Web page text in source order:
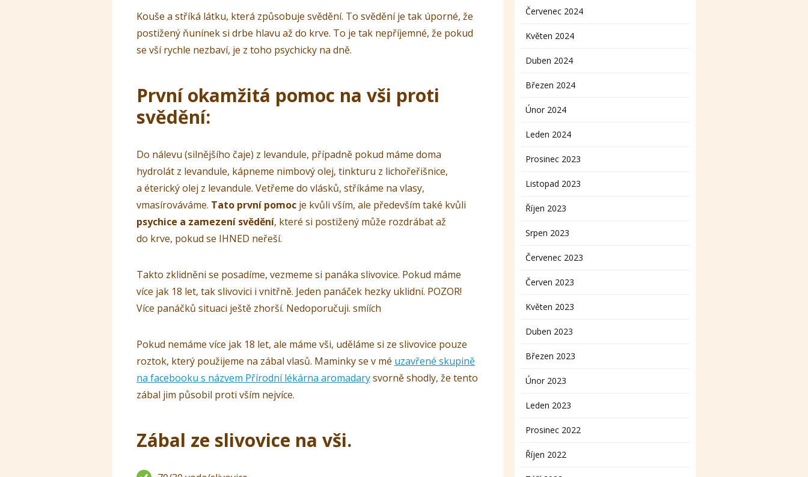
Kouše a stříká látku, která způsobuje svědění. To svědění je tak úporné, že
postižený ňunínek si drbe hlavu až do krve. To je tak nepříjemné, že pokud
se vší rychle nezbaví, je z toho psychicky na dně.
První okamžitá pomoc na vši proti
svědění:
Do nálevu (silnějšího čaje) z levandule, případně pokud máme doma
hydrolát z levandule, kápneme nimbový olej, tinkturu z lichořeřišnice,
a éterický olej z levandule. Vetřeme do vlásků, stříkáme na vlasy,
vmasírováváme. Tato první pomoc je kvůli vším, ale především také kvůli
psychice a zamezení svědění, které si postižený může rozdrábat až
do krve, pokud se IHNED neřeší.
Takto zklidněni se posadíme, vezmeme si panáka slivovice. Pokud máme
více jak 18 let, tak slivovici i vnitřně. Jeden panáček hezky uklidní. POZOR!
Více panáčků situaci ještě zhorší. Nedoporučuji. smíích
Pokud nemáme více jak 18 let, ale máme vši, uděláme si ze slivovice pouze
roztok, který použijeme na zábal vlasů. Maminky se v mé uzavřené skupině
na facebooku s názvem Přírodní lékárna aromadarysvorně shodly, že tento
zábal jim působil proti vším nejvíce.
Zábal ze slivovice na vši.
Červenec 2024
Květen 2024
Duben 2024
Březen 2024
Únor 2024
Leden 2024
Prosinec 2023
Listopad 2023
Říjen 2023
Srpen 2023
Červenec 2023
Červen 2023
Květen 2023
Duben 2023
Březen 2023
Únor 2023
Leden 2023
Prosinec 2022
Říjen 2022